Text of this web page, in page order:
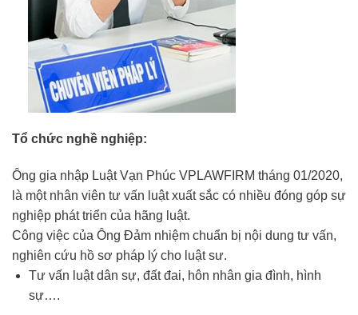
Tổ chức nghề nghiệp:
Ông gia nhập Luật Vạn Phúc VPLAWFIRM tháng 01/2020,
là một nhân viên tư vấn luật xuất sắc có nhiều đóng góp sự
nghiệp phát triển của hãng luật.
Công việc của Ông Đảm nhiệm chuẩn bị nội dung tư vấn,
nghiên cứu hồ sơ pháp lý cho luật sư.
Tư vấn luật dân sự, đất đai, hôn nhân gia đình, hình
sự….